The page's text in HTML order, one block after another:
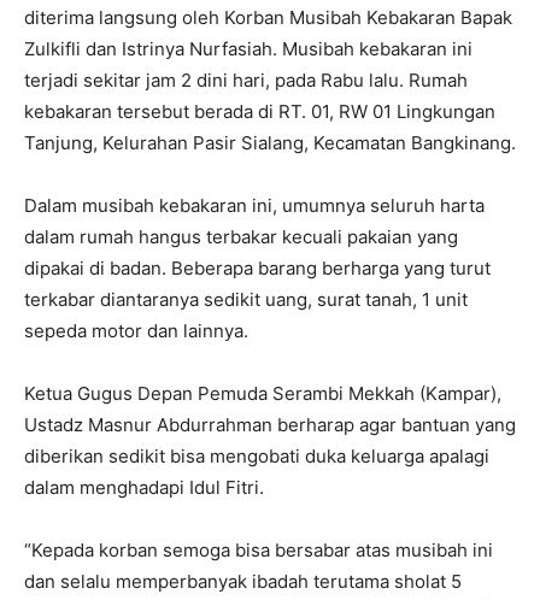
diterima langsung oleh Korban Musibah Kebakaran Bapak
Zulkifli dan Istrinya Nurfasiah. Musibah kebakaran ini
terjadi sekitar jam 2 dini hari, pada Rabu lalu. Rumah
kebakaran tersebut berada di RT. 01, RW 01 Lingkungan
Tanjung, Kelurahan Pasir Sialang, Kecamatan Bangkinang.
Dalam musibah kebakaran ini, umumnya seluruh harta
dalam rumah hangus terbakar kecuali pakaian yang
dipakai di badan. Beberapa barang berharga yang turut
terkabar diantaranya sedikit uang, surat tanah, 1 unit
sepeda motor dan lainnya.
Ketua Gugus Depan Pemuda Serambi Mekkah (Kampar),
Ustadz Masnur Abdurrahman berharap agar bantuan yang
diberikan sedikit bisa mengobati duka keluarga apalagi
dalam menghadapi Idul Fitri.
“Kepada korban semoga bisa bersabar atas musibah ini
dan selalu memperbanyak ibadah terutama sholat 5